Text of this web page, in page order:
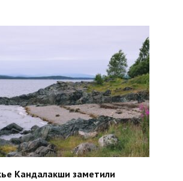
Кандалакши заметили